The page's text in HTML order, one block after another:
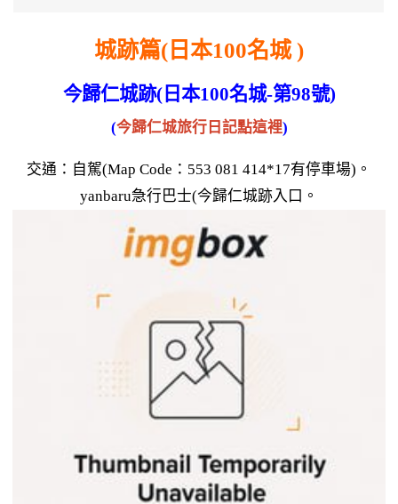
城跡篇(日本100名城 )
今歸仁城跡(日本100名城-第98號)
(今歸仁城旅行日記點這裡)
交通：自駕(Map Code：553 081 414*17有停車場)。
yanbaru急行巴士(今歸仁城跡入口。